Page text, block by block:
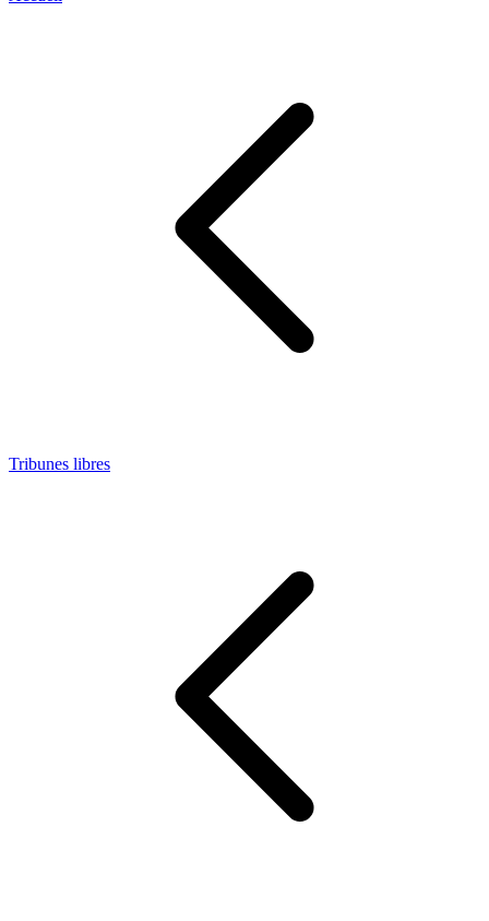
Tribunes libres